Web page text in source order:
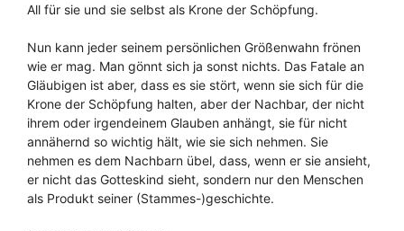
All für sie und sie selbst als Krone der Schöpfung.
Nun kann jeder seinem persönlichen Größenwahn frönen
wie er mag. Man gönnt sich ja sonst nichts. Das Fatale an
Gläubigen ist aber, dass es sie stört, wenn sie sich für die
Krone der Schöpfung halten, aber der Nachbar, der nicht
ihrem oder irgendeinem Glauben anhängt, sie für nicht
annähernd so wichtig hält, wie sie sich nehmen. Sie
nehmen es dem Nachbarn übel, dass, wenn er sie ansieht,
er nicht das Gotteskind sieht, sondern nur den Menschen
als Produkt seiner (Stammes-)geschichte.